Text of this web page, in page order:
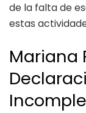
de la falta de
estas
Mariana